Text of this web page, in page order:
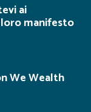
ai
manifesto
We Wealth